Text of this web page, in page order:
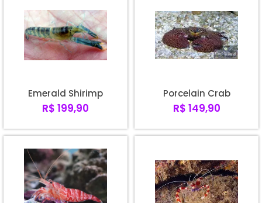
Emerald Shirimp
R$ 199,90
Porcelain Crab
R$ 149,90